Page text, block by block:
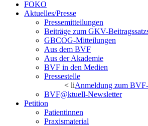
FOKO
Aktuelles/Presse
Pressemitteilungen
Beiträge zum GKV-
GBCOG-Mitteilungen
Aus dem BVF
Aus der Akademie
BVF in den Medien
Pressestelle
< liAnmeldung zum
BVF@ktuell-Newsletter
Petition
Patientinnen
Praxismaterial